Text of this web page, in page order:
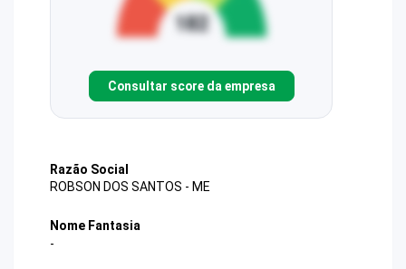
Consultar score da empresa
Razão Social
ROBSON DOS SANTOS - ME
Nome Fantasia
-